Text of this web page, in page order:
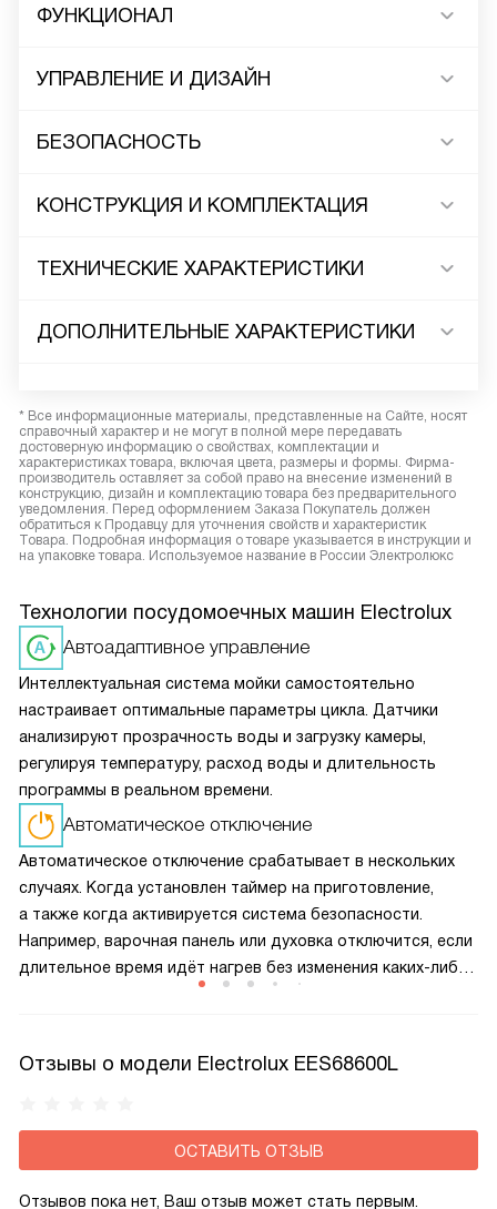
ФУНКЦИОНАЛ
УПРАВЛЕНИЕ И ДИЗАЙН
БЕЗОПАСНОСТЬ
КОНСТРУКЦИЯ И КОМПЛЕКТАЦИЯ
ТЕХНИЧЕСКИЕ ХАРАКТЕРИСТИКИ
ДОПОЛНИТЕЛЬНЫЕ ХАРАКТЕРИСТИКИ
* Все информационные материалы, представленные на Сайте, носят
справочный характер и не могут в полной мере передавать
достоверную информацию о свойствах, комплектации и
характеристиках товара, включая цвета, размеры и формы. Фирма-
производитель оставляет за собой право на внесение изменений в
конструкцию, дизайн и комплектацию товара без предварительного
уведомления. Перед оформлением Заказа Покупатель должен
обратиться к Продавцу для уточнения свойств и характеристик
Товара. Подробная информация о товаре указывается в инструкции и
на упаковке товара. Используемое название в России Электролюкс
Технологии посудомоечных машин Electrolux
Автоадаптивное управление
Интеллектуальная система мойки самостоятельно
настраивает оптимальные параметры цикла. Датчики
анализируют прозрачность воды и загрузку камеры,
регулируя температуру, расход воды и длительность
программы в реальном времени.
Автоматическое отключение
Автоматическое отключение срабатывает в нескольких
случаях. Когда установлен таймер на приготовление,
а также когда активируется система безопасности.
Например, варочная панель или духовка отключится, если
длительное время идёт нагрев без изменения каких-либо
Отзывы о модели Electrolux EES68600L
ОСТАВИТЬ ОТЗЫВ
Отзывов пока нет, Ваш отзыв может стать первым.